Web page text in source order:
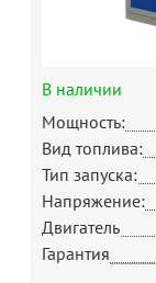
В наличии
Мощность:
Вид топлива:
Тип запуска:
Напряжение:
Двигатель
Гарантия